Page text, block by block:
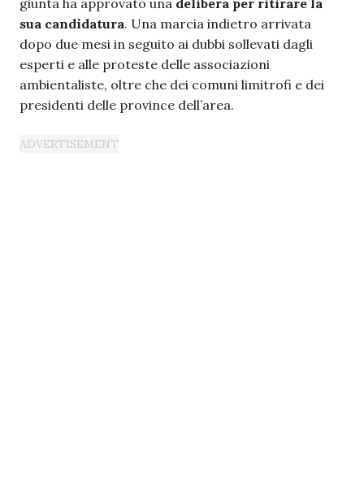
giunta ha approvato una delibera per ritirare la
sua candidatura. Una marcia indietro arrivata
dopo due mesi in seguito ai dubbi sollevati dagli
esperti e alle proteste delle associazioni
ambientaliste, oltre che dei comuni limitrofi e dei
presidenti delle province dell’area.